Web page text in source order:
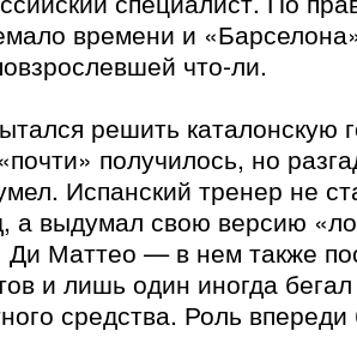
времени и
что-ли.
решить каталонскую
получилось, но
Испанский тренер не
а выдумал свою версию
Ди Маттео — в нем также
и лишь один иногда
средства. Роль